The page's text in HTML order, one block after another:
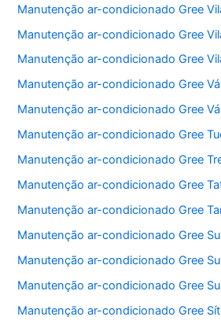
Manutenção ar-condicionado Gree
Manutenção ar-condicionado Gree
Manutenção ar-condicionado Gree
Manutenção ar-condicionado Gree
Manutenção ar-condicionado Gree
Manutenção ar-condicionado Gree
Manutenção ar-condicionado Gree
Manutenção ar-condicionado Gree
Manutenção ar-condicionado Gree
Manutenção ar-condicionado Gree
Manutenção ar-condicionado Gree
Manutenção ar-condicionado Gree
Manutenção ar-condicionado Gree